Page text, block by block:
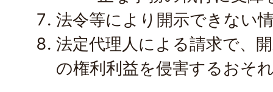
法令等により開示できない
法定代理人による請求で、
の権利利益を侵害するおそ